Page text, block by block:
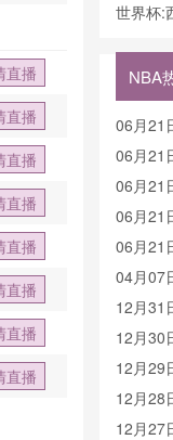
直播
直播
直播
直播
直播
直播
直播
直播
费观看
世界杯:
清视频
NBA
06月21
播
06月21
播
06月21
亚在线
06月21
播
06月21
播
04月07
12月31
12月30
12月29
像
12月28
篮 全场
12月27